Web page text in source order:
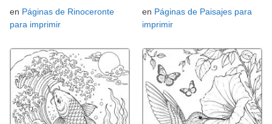
en Páginas de Rinoceronte
para imprimir
en Páginas de Paisajes para
imprimir